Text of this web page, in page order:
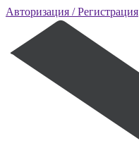
Авторизация / Регистрация